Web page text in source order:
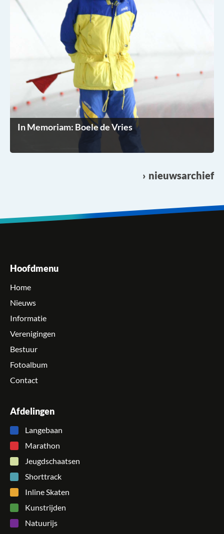
In Memoriam: Boele de Vries
nieuwsarchief
Hoofdmenu
Home
Nieuws
Informatie
Verenigingen
Bestuur
Fotoalbum
Contact
Afdelingen
Langebaan
Marathon
Jeugdschaatsen
Shorttrack
Inline Skaten
Kunstrijden
Natuurijs